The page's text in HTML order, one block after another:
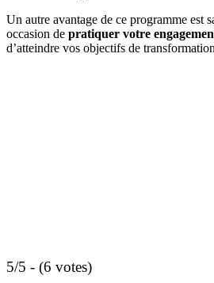
Un autre avantage de ce programme est
occasion de pratiquer votre
d’atteindre vos objectifs de
5/5 - (6 votes)